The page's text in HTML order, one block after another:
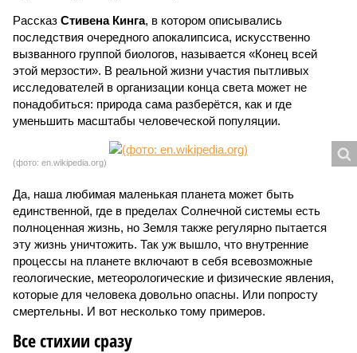
Рассказ Стивена Кинга, в котором описывались
последствия очередного апокалипсиса, искусственно
вызванного группой биологов, называется «Конец всей
этой мерзости». В реальной жизни участия пытливых
исследователей в организации конца света может не
понадобиться: природа сама разберётся, как и где
уменьшить масштабы человеческой популяции.
(фото: en.wikipedia.org)
Да, наша любимая маленькая планета может быть
единственной, где в пределах Солнечной системы есть
полноценная жизнь, но Земля также регулярно пытается
эту жизнь уничтожить. Так уж вышло, что внутренние
процессы на планете включают в себя всевозможные
геологические, метеорологические и физические явления,
которые для человека довольно опасны. Или попросту
смертельны. И вот несколько тому примеров.
Все стихии сразу